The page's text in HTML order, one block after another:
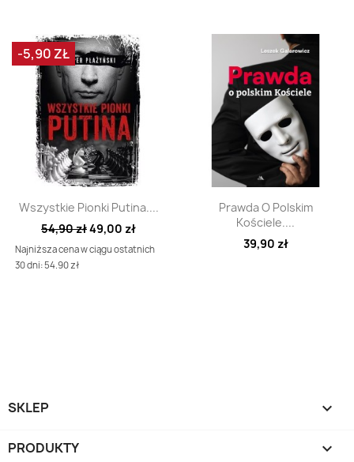
Szybki podgląd
Wszystkie Pionki Putina....
54,90 zł49,00 zł
Najniższa cena w ciągu ostatnich
30 dni: 54.90 zł
-5,90 ZŁ
Szybki podgląd
Prawda O Polskim
Kościele....
39,90 zł
SKLEP 
PRODUKTY 